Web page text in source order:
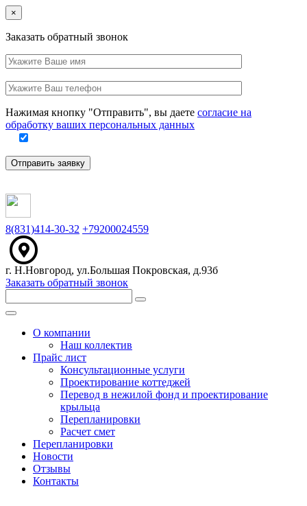
×
Заказать обратный звонок
Ваше
имя
это
Ваш
телефон
Нажимая кнопку "Отправить", вы даете согласие на
обработку ваших персональных данных
Отправить заявку
8(831)414-30-32 +79200024559
г. Н.Новгород, ул.Большая Покровская, д.93б
Заказать обратный звонок
Меню
О компании
Наш коллектив
Прайс лист
Консультационные услуги
Проектирование коттеджей
Перевод в нежилой фонд и проектирование
крыльца
Перепланировки
Расчет смет
Перепланировки
Новости
Отзывы
Контакты